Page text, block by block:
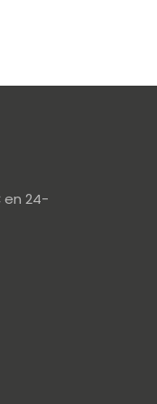
en 24-